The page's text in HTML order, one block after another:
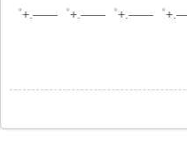
゜+.――゜+.――゜+.――゜